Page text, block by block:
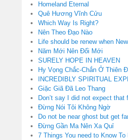
Homeland Eternal
Quê Hương Vĩnh Cửu
Which Way Is Right?
Nên Theo Đạo Nào
Life should be renew when
Năm Mới Nên Đổi Mới
SURELY HOPE IN HEAVEN
Hy Vọng Chắc-Chắn Ở Thiên
INCREDIBLY SPIRITUAL
Giặc Giã Đã Leo Thang
Don’t say I did not expect that
Đừng Nói Tôi Không Ngờ
Do not be near ghost but get
Đừng Gần Ma Nên Xa Quỉ
7 Things You need to Know To